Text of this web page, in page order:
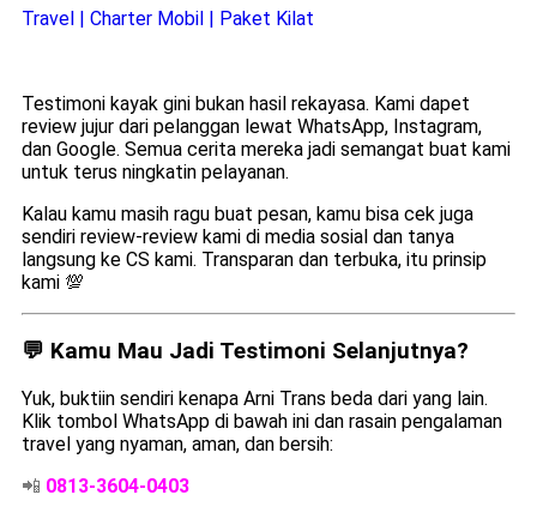
Travel | Charter Mobil | Paket Kilat
Testimoni kayak gini bukan hasil rekayasa. Kami dapet
review jujur dari pelanggan lewat WhatsApp, Instagram,
dan Google. Semua cerita mereka jadi semangat buat kami
untuk terus ningkatin pelayanan.
Kalau kamu masih ragu buat pesan, kamu bisa cek juga
sendiri review-review kami di media sosial dan tanya
langsung ke CS kami. Transparan dan terbuka, itu prinsip
kami 💯
💬 Kamu Mau Jadi Testimoni Selanjutnya?
Yuk, buktiin sendiri kenapa Arni Trans beda dari yang lain.
Klik tombol WhatsApp di bawah ini dan rasain pengalaman
travel yang nyaman, aman, dan bersih:
📲 0813-3604-0403